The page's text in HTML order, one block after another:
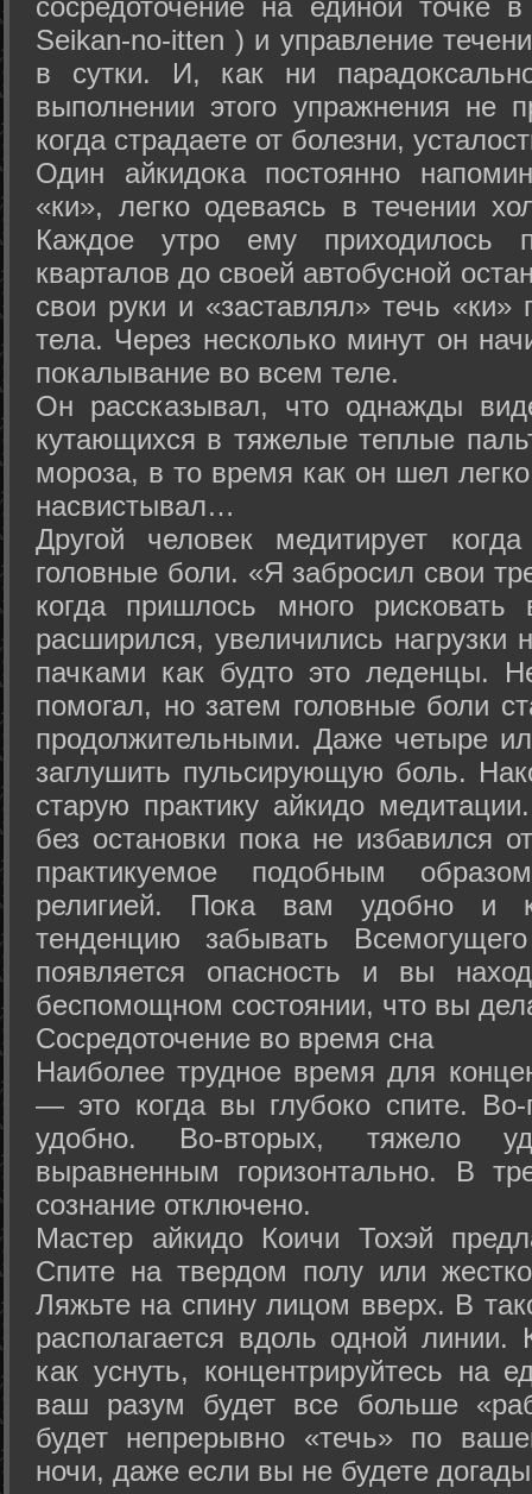
сосредоточение на единой точке
Seikan-­no-­itten ) и управление
в сутки. И, как ни
выполнении этого упражнения не
когда страдаете от болезни,
Один айкидока постоянно
«ки», легко одеваясь в течении
Каждое утро ему приходилось
кварталов до своей автобусной
свои руки и «заставлял» течь «ки»
тела. Через несколько минут он
покалывание во всем теле.
Он рассказывал, что однажды
кутающихся в тяжелые теплые
мороза, в то время как он шел
насвистывал…
Другой человек медитирует
головные боли. «Я забросил свои
когда пришлось много
расширился, увеличились нагрузки
пачками как будто это леденцы.
помогал, но затем головные боли
продолжительными. Даже четыре
заглушить пульсирующую боль.
старую практику айкидо
без остановки пока не избавился
практикуемое подобным
религией. Пока вам удобно и
тенденцию забывать
появляется опасность и вы
беспомощном состоянии, что вы
Сосредоточение во время сна
Наиболее трудное время для
— это когда вы глубоко спите.
удобно. Во-вторых, тяжело
выравненным горизонтально. В
сознание отключено.
Мастер айкидо Коичи Тохэй
Спите на твердом полу или
Ляжьте на спину лицом вверх. В
располагается вдоль одной
как уснуть, концентрируйтесь на
ваш разум будет все больше
будет непрерывно «течь» по
ночи, даже если вы не будете